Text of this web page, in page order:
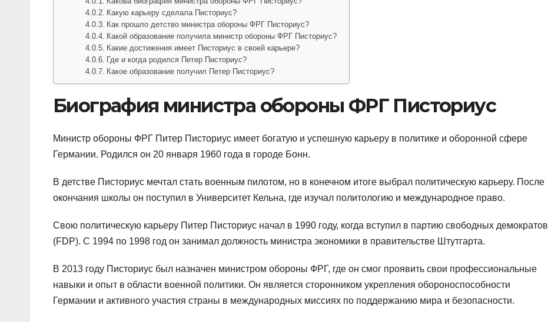
Какую карьеру сделала Писториус?
Как прошло детство министра обороны ФРГ Писториус?
Какой образование получила министр обороны ФРГ Писториус?
Какие достижения имеет Писториус в своей карьере?
Где и когда родился Петер Писториус?
Какое образование получил Петер Писториус?
Биография министра обороны ФРГ Писториус
Министр обороны ФРГ Питер Писториус имеет богатую и успешную карьеру в политике и оборонной сфере
Германии. Родился он 20 января 1960 года в городе Бонн.
В детстве Писториус мечтал стать военным пилотом, но в конечном итоге выбрал политическую карьеру. После
окончания школы он поступил в Университет Кельна, где изучал политологию и международное право.
Свою политическую карьеру Питер Писториус начал в 1990 году, когда вступил в партию свободных демократов
(FDP). С 1994 по 1998 год он занимал должность министра экономики в правительстве Штутгарта.
В 2013 году Писториус был назначен министром обороны ФРГ, где он смог проявить свои профессиональные
навыки и опыт в области военной политики. Он является сторонником укрепления обороноспособности
Германии и активного участия страны в международных миссиях по поддержанию мира и безопасности.